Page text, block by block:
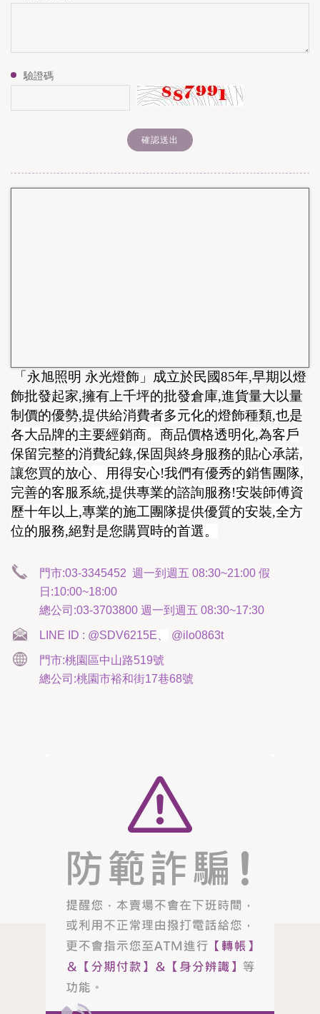
驗證碼
確認送出
「永旭照明 永光燈飾」成立於民國85年,早期以燈
飾批發起家,擁有上千坪的批發倉庫,進貨量大以量
制價的優勢,提供給消費者多元化的燈飾種類,也是
各大品牌的主要經銷商。商品價格透明化,為客戶
保留完整的消費紀錄,保固與終身服務的貼心承諾,
讓您買的放心、用得安心!我們有優秀的銷售團隊,
完善的客服系統,提供專業的諮詢服務!安裝師傅資
歷十年以上,專業的施工團隊提供優質的安裝,全方
位的服務,絕對是您購買時的首選。
門市:03-3345452 週一到週五 08:30~21:00 假
日:10:00~18:00
總公司:03-3703800 週一到週五 08:30~17:30
LINE ID : @SDV6215E @ilo0863t
門市:桃園區中山路519號
總公司:桃園市裕和街17巷68號